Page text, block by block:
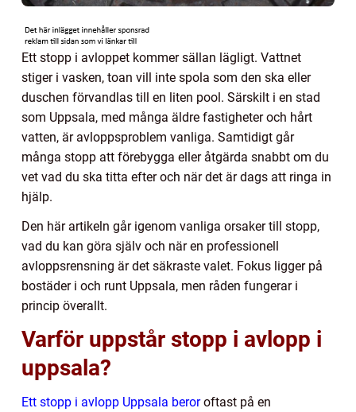
Ett stopp i avloppet kommer sällan lägligt. Vattnet
stiger i vasken, toan vill inte spola som den ska eller
duschen förvandlas till en liten pool. Särskilt i en stad
som Uppsala, med många äldre fastigheter och hårt
vatten, är avloppsproblem vanliga. Samtidigt går
många stopp att förebygga eller åtgärda snabbt om du
vet vad du ska titta efter och när det är dags att ringa in
hjälp.
Den här artikeln går igenom vanliga orsaker till stopp,
vad du kan göra själv och när en professionell
avloppsrensning är det säkraste valet. Fokus ligger på
bostäder i och runt Uppsala, men råden fungerar i
princip överallt.
Varför uppstår stopp i avlopp i
uppsala?
Ett stopp i avlopp Uppsala beroroftast på en